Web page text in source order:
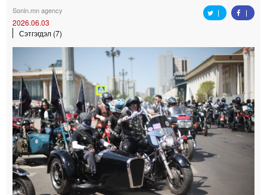
Easy news
Sonin.mn agency
2026.06.03
Сэтгэгдэл (7)